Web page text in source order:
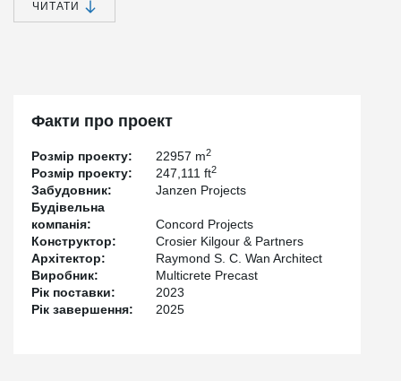
system provided the required capacity while maintaining an
efficient floor profile across the building.
systems.
Wan Architect served as the architect, with structural engineering
by Crosier Kilgour & Partners and Concord Projects was the
general contractor. Phoenix Ironworks supplied and erected the
structural steel, while Multicrete Precast provided the hollowcore
slabs.
Completed in 2025, The Meadows highlights how DELTABEAM®
can be used where it’s needed most—helping optimize space
while maintaining an efficient overall building profile.
ЧИТАТИ
Факти про проект
Розмір проекту: 22957 m2
Розмір проекту: 247,111 ft2
Забудовник:
Janzen Projects
Будівельна
компанія:
Concord Projects
Конструктор:
Crosier Kilgour & Partners
Архітектор:
Raymond S. C. Wan Architect
Виробник:
Multicrete Precast
Рік поставки:
2023
Рік завершення:
2025